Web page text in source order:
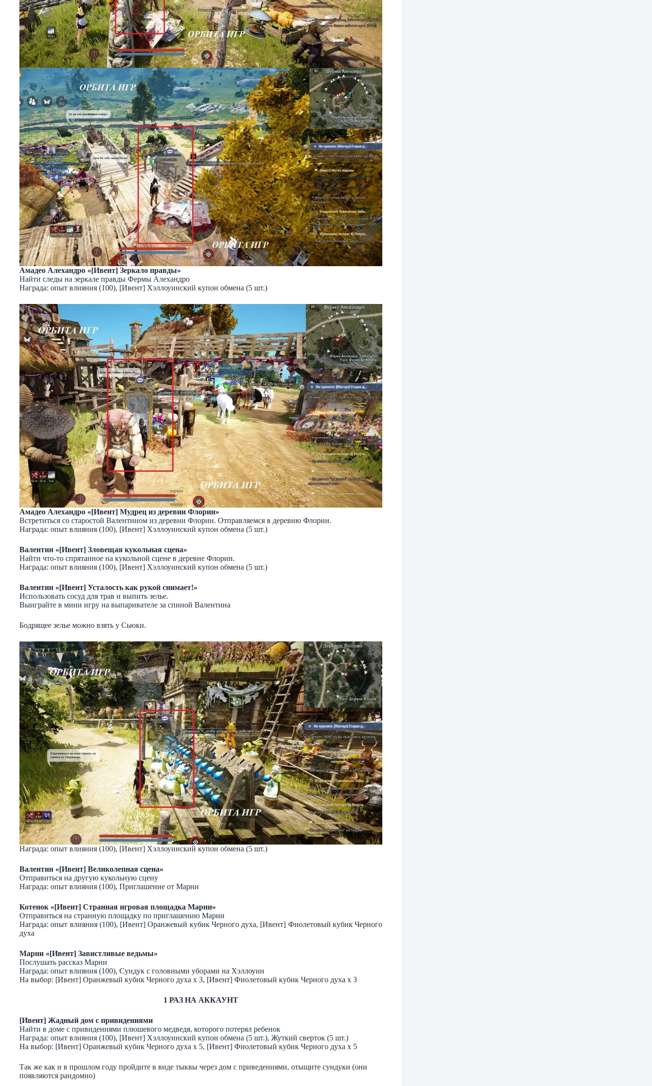
Амадео Алехандро «[Ивент] Зеркало правды»
Найти следы на зеркале правды Фермы Алехандро
Награда: опыт влияния (100), [Ивент] Хэллоуинский купон обмена (5 шт.)
Амадео Алехандро «[Ивент] Мудрец из деревни Флорин»
Встретиться со старостой Валентином из деревни Флорин. Отправляемся в деревню Флорин.
Награда: опыт влияния (100), [Ивент] Хэллоуинский купон обмена (5 шт.)
Валентин «[Ивент] Зловещая кукольная сцена»
Найти что-то спрятанное на кукольной сцене в деревне Флорин.
Награда: опыт влияния (100), [Ивент] Хэллоуинский купон обмена (5 шт.)
Валентин «[Ивент] Усталость как рукой снимает!»
Использовать сосуд для трав и выпить зелье.
Выиграйте в мини игру на выпаривателе за спиной Валентина
Бодрящее зелье можно взять у Сьюки.
Награда: опыт влияния (100), [Ивент] Хэллоуинский купон обмена (5 шт.)
Валентин «[Ивент] Великолепная сцена»
Отправиться на другую кукольную сцену
Награда: опыт влияния (100), Приглашение от Марни
Котенок «[Ивент] Странная игровая площадка Марни»
Отправиться на странную площадку по приглашению Марни
Награда: опыт влияния (100), [Ивент] Оранжевый кубик Черного духа, [Ивент] Фиолетовый кубик Черного
духа
Марни «[Ивент] Завистливые ведьмы»
Послушать рассказ Марни
Награда: опыт влияния (100), Сундук с головными уборами на Хэллоуин
На выбор: [Ивент] Оранжевый кубик Черного духа х 3, [Ивент] Фиолетовый кубик Черного духа х 3
1 РАЗ НА АККАУНТ
[Ивент] Жадный дом с привидениями
Найти в доме с привидениями плюшевого медведя, которого потерял ребенок
Награда: опыт влияния (100), [Ивент] Хэллоуинский купон обмена (5 шт.), Жуткий сверток (5 шт.)
На выбор: [Ивент] Оранжевый кубик Черного духа х 5, [Ивент] Фиолетовый кубик Черного духа х 5
Так же как и в прошлом году пройдите в виде тыквы через дом с приведениями, отыщите сундуки (они
появляются рандомно)